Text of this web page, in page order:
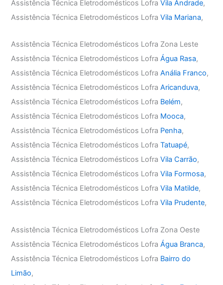
Assistência Técnica Eletrodomésticos LofraVila Andrade,
Assistência Técnica Eletrodomésticos LofraVila Mariana,
Assistência Técnica Eletrodomésticos Lofra Zona Leste
Assistência Técnica Eletrodomésticos LofraÁgua Rasa,
Assistência Técnica Eletrodomésticos LofraAnália Franco,
Assistência Técnica Eletrodomésticos LofraAricanduva,
Assistência Técnica Eletrodomésticos Lofra Belém,
Assistência Técnica Eletrodomésticos Lofra Mooca,
Assistência Técnica Eletrodomésticos Lofra Penha,
Assistência Técnica Eletrodomésticos LofraTatuapé,
Assistência Técnica Eletrodomésticos LofraVila Carrão,
Assistência Técnica Eletrodomésticos LofraVila Formosa,
Assistência Técnica Eletrodomésticos LofraVila Matilde,
Assistência Técnica Eletrodomésticos LofraVila Prudente,
Assistência Técnica Eletrodomésticos Lofra Zona Oeste
Assistência Técnica Eletrodomésticos LofraÁgua Branca,
Assistência Técnica Eletrodomésticos Lofra Bairro do
Limão,